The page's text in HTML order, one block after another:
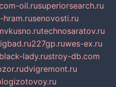
oil.rusuperiorsearch.ru
hram.rusenovosti.ru
technosaratov.ru
227gp.ruwes-ex.ru
black-lady.rustroy-db.com
dvigremont.ru